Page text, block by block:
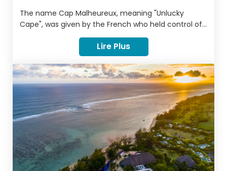
the island of Mauritius. With it’s perfect tropical
beaches and turquoise blue sea that extends out
towards the dramatic Mauritian islands situated off
the coast, Cap Malheureux is the embodiment of
The name Cap Malheureux, meaning "Unlucky
Cape", was given by the French who held control of
the island from 1715 to 1810.
Lire Plus